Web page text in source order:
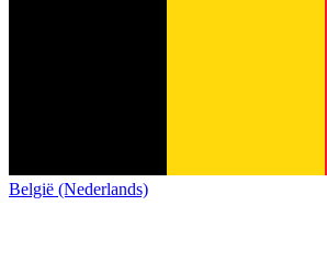
België (Nederlands)